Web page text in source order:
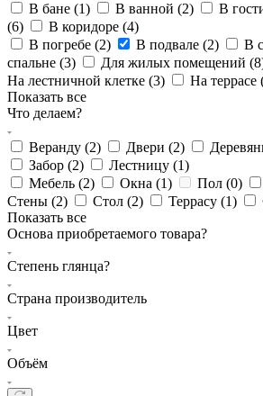
В бане (1) В ванной (2) В
(6) В коридоре (4)
В погребе (2) В подвале (2) В
спальне (3) Для жилых помещений (8
На лестничной клетке (3) На террасе
Показать все
Что делаем?
Веранду (2) Двери (2)
Забор (2) Лестницу (1)
Мебель (2) Окна (1) Пол (0)
Стены (2) Стол (2) Террасу (1)
Показать все
Основа приобретаемого товара?
Степень глянца?
Страна производитель
Цвет
Объём